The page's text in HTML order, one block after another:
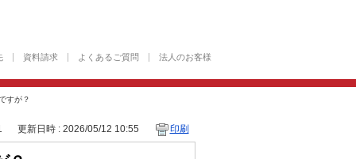
資料請求 よくあるご質問 法人のお客様
すが？
更新日時 : 2026/05/12 10:55 印刷